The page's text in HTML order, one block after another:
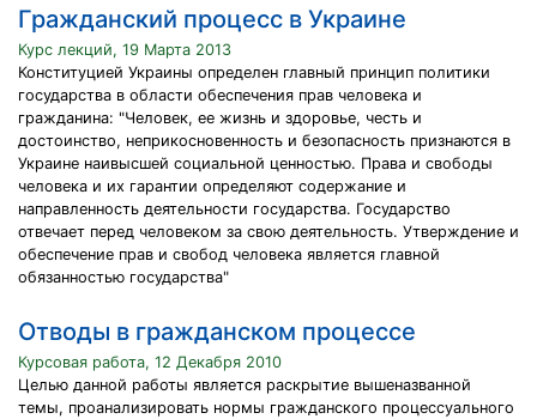
Гражданский процесс в Украине
Курс лекций, 19 Марта 2013
Конституцией Украины определен главный принцип политики
государства в области обеспечения прав человека и
гражданина: "Человек, ее жизнь и здоровье, честь и
достоинство, неприкосновенность и безопасность признаются в
Украине наивысшей социальной ценностью. Права и свободы
человека и их гарантии определяют содержание и
направленность деятельности государства. Государство
отвечает перед человеком за свою деятельность. Утверждение и
обеспечение прав и свобод человека является главной
обязанностью государства"
Отводы в гражданском процессе
Курсовая работа, 12 Декабря 2010
Целью данной работы является раскрытие вышеназванной
темы, проанализировать нормы гражданского процессуального